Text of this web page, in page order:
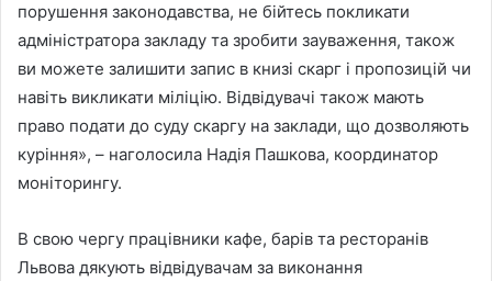
порушення законодавства, не бійтесь покликати
адміністратора закладу та зробити зауваження, також
ви можете залишити запис в книзі скарг і пропозицій чи
навіть викликати міліцію. Відвідувачі також мають
право подати до суду скаргу на заклади, що дозволяють
куріння», – наголосила Надія Пашкова, координатор
моніторингу.
В свою чергу працівники кафе, барів та ресторанів
Львова дякують відвідувачам за виконання